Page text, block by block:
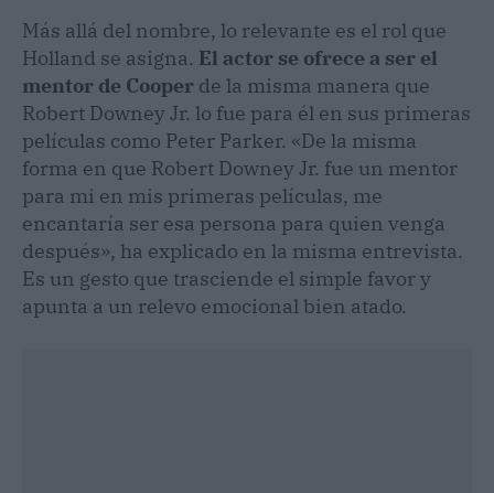
Más allá del nombre, lo relevante es el rol que
Holland se asigna. El actor se ofrece a ser el
mentor de Cooper de la misma manera que
Robert Downey Jr. lo fue para él en sus primeras
películas como Peter Parker. «De la misma
forma en que Robert Downey Jr. fue un mentor
para mi en mis primeras películas, me
encantaría ser esa persona para quien venga
después», ha explicado en la misma entrevista.
Es un gesto que trasciende el simple favor y
apunta a un relevo emocional bien atado.